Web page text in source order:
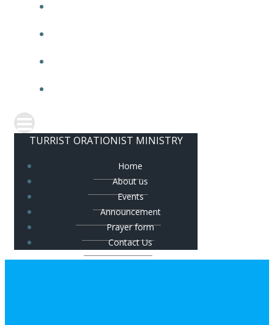
TURRIST ORATIONIST MINISTRY
Home
About us
Events
Announcement
Prayer form
Contact Us